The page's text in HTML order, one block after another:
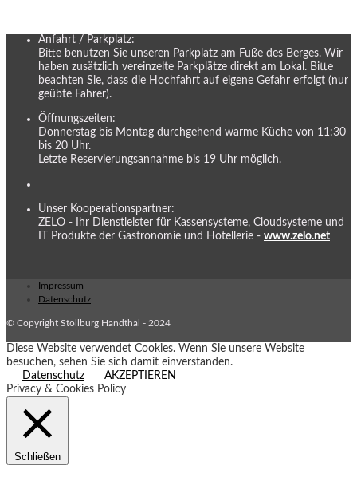
Anfahrt / Parkplatz:
Bitte benutzen Sie unseren Parkplatz am Fuße des Berges. Wir
haben zusätzlich vereinzelte Parkplätze direkt am Lokal. Bitte
beachten Sie, dass die Hochfahrt auf eigene Gefahr erfolgt (nur
geübte Fahrer).
Öffnungszeiten:
Donnerstag bis Montag durchgehend warme Küche von 11:30
bis 20 Uhr.
Letzte Reservierungsannahme bis 19 Uhr möglich.
Unser Kooperationspartner:
ZELO - Ihr Dienstleister für Kassensysteme, Cloudsysteme und
IT Produkte der Gastronomie und Hotellerie - www.zelo.net
Impressum
Datenschutz
© Copyright Stollburg Handthal - 2024
Diese Website verwendet Cookies. Wenn Sie unsere Website
besuchen, sehen Sie sich damit einverstanden.
Datenschutz
AKZEPTIEREN
Privacy & Cookies Policy
Schließen